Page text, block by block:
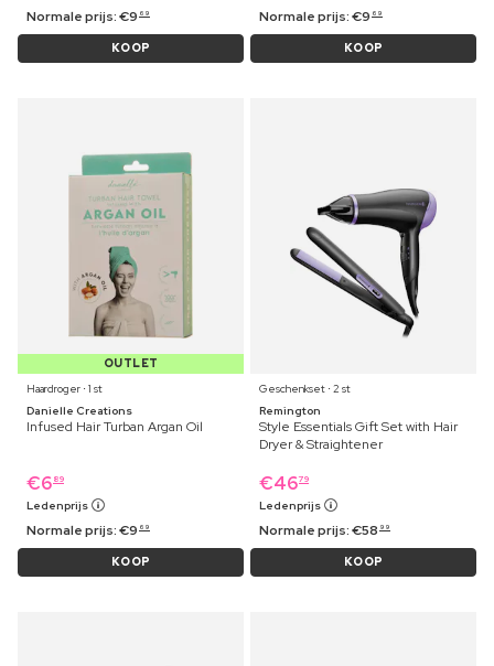
Normale prijs:€9 69
KOOP
Normale prijs:€9 69
KOOP
OUTLET
Haardroger ⋅ 1 st
Danielle Creations
Infused Hair Turban Argan Oil
€6 89
Ledenprijs
Normale prijs:€9 69
KOOP
Geschenkset ⋅ 2 st
Remington
Style Essentials Gift Set with Hair
Dryer & Straightener
€4679
Ledenprijs
Normale prijs:€58 99
KOOP